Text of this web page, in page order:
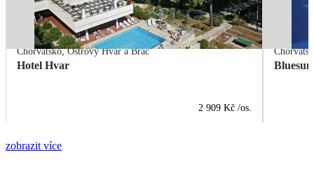
Chorvatsko,Ostrovy Hvar a Brač
Hotel Hvar
2 909 Kč /os.
zobrazit více